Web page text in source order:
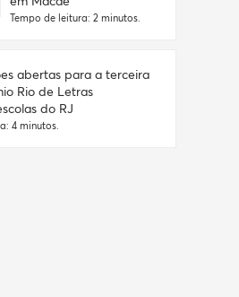
Tempo de leitura: 2 minutos.
abertas para a terceira
Rio de Letras
do RJ
4 minutos.